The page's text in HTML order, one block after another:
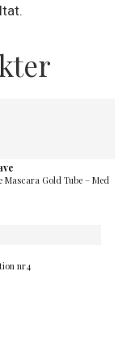
Mascara Gold Tube – Med
nr4